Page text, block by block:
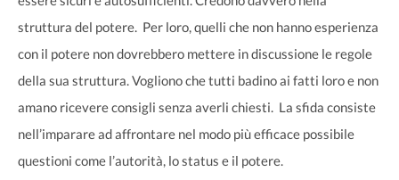
struttura del potere. Per loro, quelli che non hanno esperienza
con il potere non dovrebbero mettere in discussione le regole
della sua struttura. Vogliono che tutti badino ai fatti loro e non
amano ricevere consigli senza averli chiesti. La sfida consiste
nell’imparare ad affrontare nel modo più efficace possibile
questioni come l’autorità, lo status e il potere.